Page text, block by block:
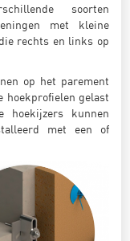
soorten
met kleine
rechts en links op
op het parement
hoekprofielen gelast
hoekijzers kunnen
met een of